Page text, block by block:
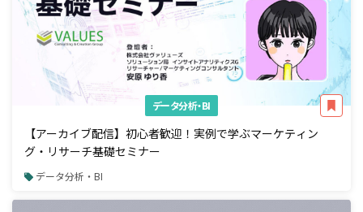
データ分析・BI
【アーカイブ配信】初心者歓迎！実例で学ぶマーケティン
グ・リサーチ基礎セミナー
データ分析・BI